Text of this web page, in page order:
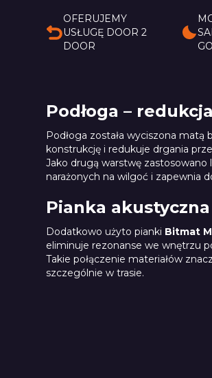
OFERUJEMY
USŁUGĘ DOOR 2
DOOR
Podłoga –
Podłoga została wyciszona matą
konstrukcję i redukuje drgania
Jako drugą warstwę zastosowano
narażonych na wilgoć i zapewnia
Pianka
Dodatkowo użyto pianki Bitmat
eliminuje rezonanse we wnętrzu
Takie połączenie materiałów
szczególnie w trasie.